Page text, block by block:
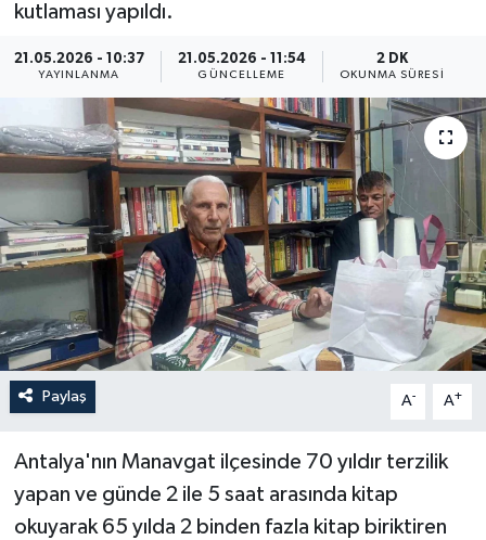
kutlaması yapıldı.
21.05.2026 - 10:37
YAYINLANMA
21.05.2026 - 11:54
GÜNCELLEME
2 DK
OKUNMA SÜRESI
Paylaş A- A+
Antalya'nın Manavgat ilçesinde 70 yıldır terzilik
yapan ve günde 2 ile 5 saat arasında kitap
okuyarak 65 yılda 2 binden fazla kitap biriktiren
ÖZEL HABER
RÖPORTAJLAR
SAĞLIK
SİYASET
GÜNCEL
YAŞAM
Yerel